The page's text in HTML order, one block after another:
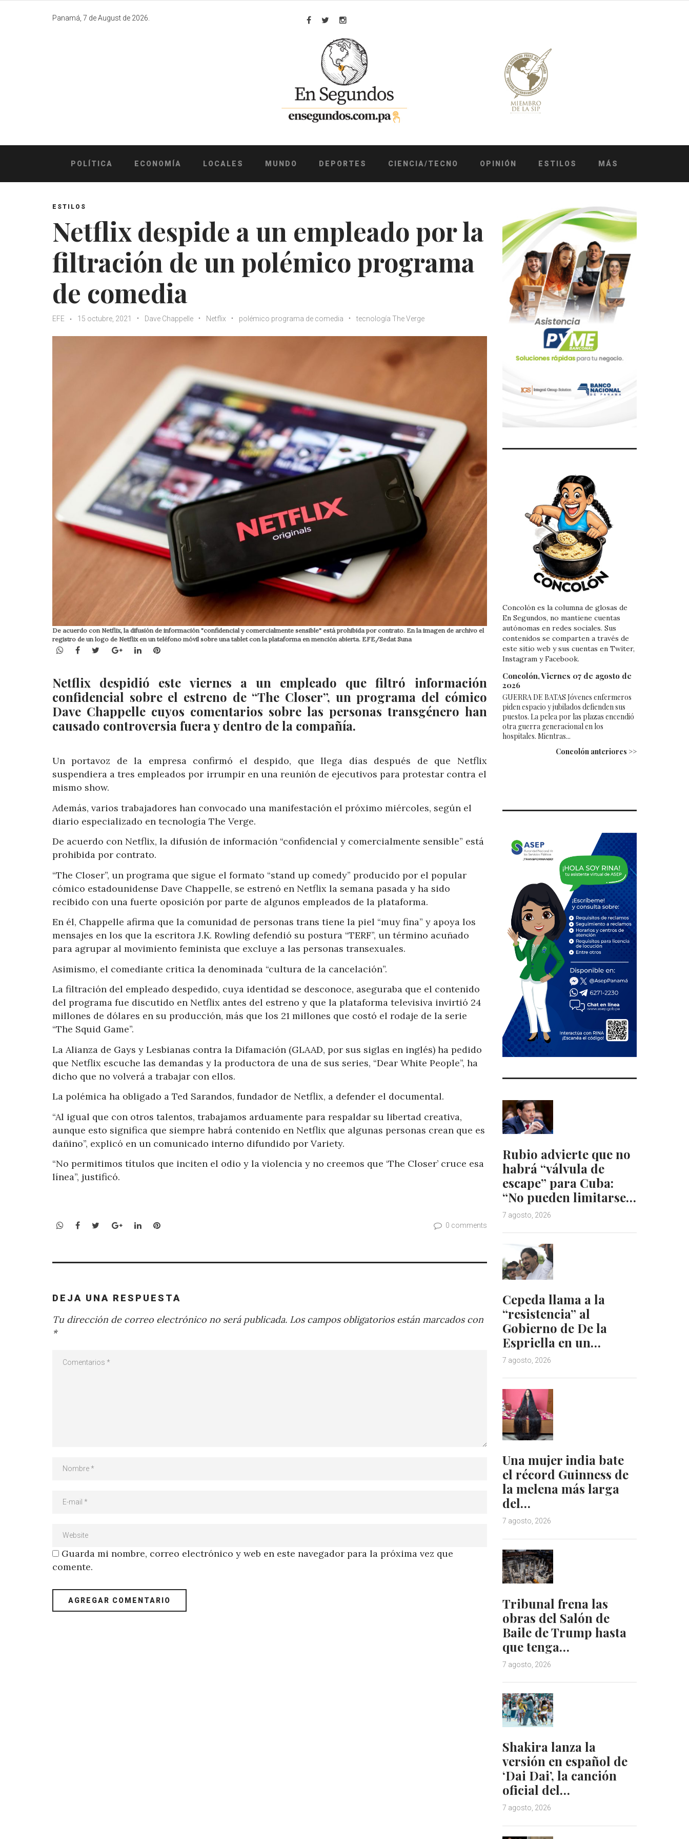
Panamá, 7 de August de 2026.
Facebook
TwitterInstagram
POLÍTICA ECONOMÍA LOCALES MUNDO DEPORTES CIENCIA/TECNO OPINIÓN ESTILOS MÁS
ESTILOS
Netflix despide a un empleado por la
filtración de un polémico programa
de comedia
EFE 15 octubre, 2021 Dave Chappelle Netflix polémico programa de comedia tecnología The Verge
De acuerdo con Netflix, la difusión de información "confidencial y comercialmente sensible" está prohibida por contrato. En la imagen de archivo el
registro de un logo de Netflix en un teléfono móvil sobre una tablet con la plataforma en mención abierta. EFE/Sedat Suna
WhatsApp
Facebook
TwitterGoogle+LinkedInPinterest
Netflix despidió este viernes a un empleado que filtró información
confidencial sobre el estreno de “The Closer”, un programa del cómico
Dave Chappelle cuyos comentarios sobre las personas transgénero han
causado controversia fuera y dentro de la compañía.
Un portavoz de la empresa confirmó el despido, que llega días después de que Netflix
suspendiera a tres empleados por irrumpir en una reunión de ejecutivos para protestar contra el
mismo show.
Además, varios trabajadores han convocado una manifestación el próximo miércoles, según el
diario especializado en tecnología The Verge.
De acuerdo con Netflix, la difusión de información “confidencial y comercialmente sensible” está
prohibida por contrato.
“The Closer”, un programa que sigue el formato “stand up comedy” producido por el popular
cómico estadounidense Dave Chappelle, se estrenó en Netflix la semana pasada y ha sido
recibido con una fuerte oposición por parte de algunos empleados de la plataforma.
En él, Chappelle afirma que la comunidad de personas trans tiene la piel “muy fina” y apoya los
mensajes en los que la escritora J.K. Rowling defendió su postura “TERF”, un término acuñado
para agrupar al movimiento feminista que excluye a las personas transexuales.
Asimismo, el comediante critica la denominada “cultura de la cancelación”.
La filtración del empleado despedido, cuya identidad se desconoce, aseguraba que el contenido
del programa fue discutido en Netflix antes del estreno y que la plataforma televisiva invirtió 24
millones de dólares en su producción, más que los 21 millones que costó el rodaje de la serie
“The Squid Game”.
La Alianza de Gays y Lesbianas contra la Difamación (GLAAD, por sus siglas en inglés) ha pedido
que Netflix escuche las demandas y la productora de una de sus series, “Dear White People”, ha
dicho que no volverá a trabajar con ellos.
La polémica ha obligado a Ted Sarandos, fundador de Netflix, a defender el documental.
“Al igual que con otros talentos, trabajamos arduamente para respaldar su libertad creativa,
aunque esto significa que siempre habrá contenido en Netflix que algunas personas crean que es
dañino”, explicó en un comunicado interno difundido por Variety.
“No permitimos títulos que inciten el odio y la violencia y no creemos que ‘The Closer’ cruce esa
línea”, justificó.
WhatsApp
Facebook
TwitterGoogle+LinkedInPinterest 0 comments
DEJA UNA RESPUESTA
Tu dirección de correo electrónico no será publicada. Los campos obligatorios están marcados con
*
Guarda mi nombre, correo electrónico y web en este navegador para la próxima vez que
comente.
Concolón es la columna de glosas de
En Segundos, no mantiene cuentas
autónomas en redes sociales. Sus
contenidos se comparten a través de
este sitio web y sus cuentas en Twiter,
Instagram y Facebook.
Concolón, Viernes 07 de agosto de
2026
GUERRA DE BATAS Jóvenes enfermeros
piden espacio y jubilados defienden sus
puestos. La pelea por las plazas encendió
otra guerra generacional en los
hospitales. Mientras...
Concolón anteriores >>
Rubio advierte que no
habrá “válvula de
escape” para Cuba:
“No pueden limitarse…
7 agosto, 2026
Cepeda llama a la
“resistencia” al
Gobierno de De la
Espriella en un…
7 agosto, 2026
Una mujer india bate
el récord Guinness de
la melena más larga
del…
7 agosto, 2026
Tribunal frena las
obras del Salón de
Baile de Trump hasta
que tenga…
7 agosto, 2026
Shakira lanza la
versión en español de
‘Dai Dai’, la canción
oficial del…
7 agosto, 2026